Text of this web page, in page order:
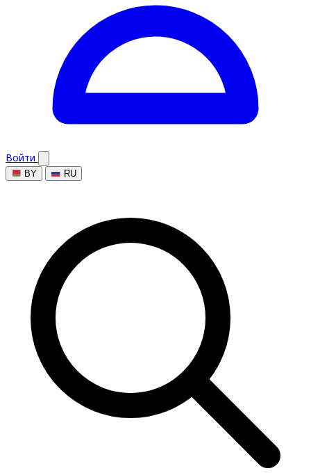
Войти
BY RU